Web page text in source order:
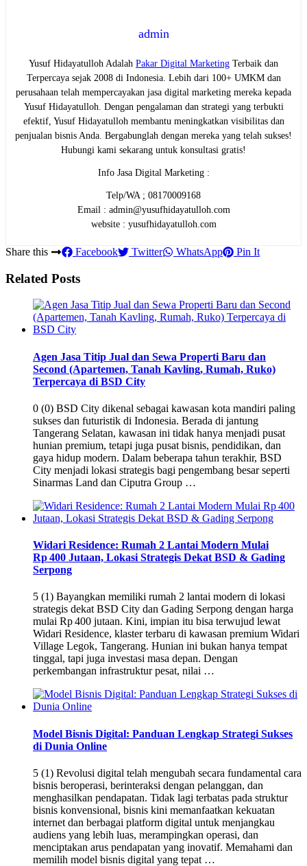
admin
Yusuf Hidayatulloh Adalah Pakar Digital Marketing Terbaik dan
Terpercaya sejak 2008 di Indonesia. Lebih dari 100+ UMKM dan
perusahaan telah mempercayakan jasa digital marketing mereka kepada
Yusuf Hidayatulloh. Dengan pengalaman dan strategi yang terbukti
efektif, Yusuf Hidayatulloh membantu meningkatkan visibilitas dan
penjualan bisnis Anda. Bergabunglah dengan mereka yang telah sukses!
Hubungi kami sekarang untuk konsultasi gratis!
Info Jasa Digital Marketing :
Telp/WA ; 08170009168
Email : admin@yusufhidayatulloh.com
website : yusufhidayatulloh.com
Share this Facebook Twitter WhatsApp Pin It
Related Posts
Agen Jasa Titip Jual dan Sewa Properti Baru dan
Second (Apartemen, Tanah Kavling, Rumah, Ruko)
Terpercaya di BSD City
0 (0) BSD City dikenal sebagai kawasan kota mandiri paling
sukses dan futuristik di Indonesia. Berada di jantung
Tangerang Selatan, kawasan ini tidak hanya menjadi pusat
hunian premium, tetapi juga pusat bisnis, pendidikan, dan
gaya hidup modern. Dalam beberapa tahun terakhir, BSD
City menjadi lokasi strategis bagi pengembang besar seperti
Sinarmas Land dan Ciputra Group …
Widari Residence: Rumah 2 Lantai Modern Mulai
Rp 400 Jutaan, Lokasi Strategis Dekat BSD & Gading
Serpong
5 (1) Bayangkan memiliki rumah 2 lantai modern di lokasi
strategis dekat BSD City dan Gading Serpong dengan harga
mulai Rp 400 jutaan. Kini, impian itu bisa terwujud lewat
Widari Residence, klaster terbaru di kawasan premium Widari
Village Legok, Tangerang. Hunian ini bukan hanya tempat
tinggal, tapi juga investasi masa depan. Dengan
perkembangan infrastruktur pesat, nilai …
Model Bisnis Digital: Panduan Lengkap Strategi Sukses
di Dunia Online
5 (1) Revolusi digital telah mengubah secara fundamental cara
bisnis beroperasi, berinteraksi dengan pelanggan, dan
menghasilkan pendapatan. Tidak lagi terbatas pada struktur
bisnis konvensional, bisnis kini memanfaatkan kekuatan
internet dan berbagai platform digital untuk menjangkau
audiens yang lebih luas, merampingkan operasi, dan
menciptakan arus pendapatan yang inovatif. Memahami dan
memilih model bisnis digital yang tepat …